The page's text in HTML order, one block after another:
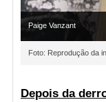
Paige Vanzant
Foto: Reprodução da
Depois da